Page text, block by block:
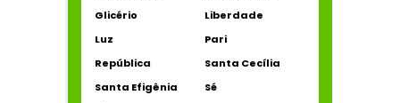
Glicério
Liberdade
Luz
Pari
República
Santa Cecília
Santa Efigênia
Sé